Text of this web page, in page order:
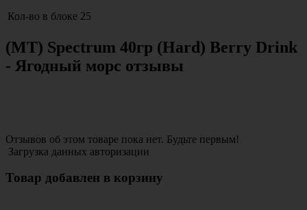
Кол-во в блоке 25
(MT) Spectrum 40гр (Hard) Berry Drink
- Ягодный морс отзывы
Отзывов об этом товаре пока нет. Будьте первым!
Загрузка данных авторизации
Товар добавлен в корзину